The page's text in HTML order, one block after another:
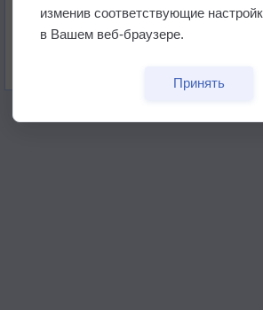
Изменение климата
изменив соответствующие
в Вашем веб-браузере.
Принять